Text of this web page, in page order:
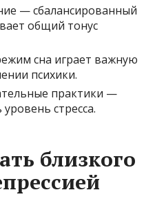
— сбалансированный
общий тонус
сна играет важную
психики.
практики —
стресса.
близкого